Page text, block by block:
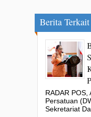
Berita Terkait
RADAR POS,
Persatuan
Sekretariat